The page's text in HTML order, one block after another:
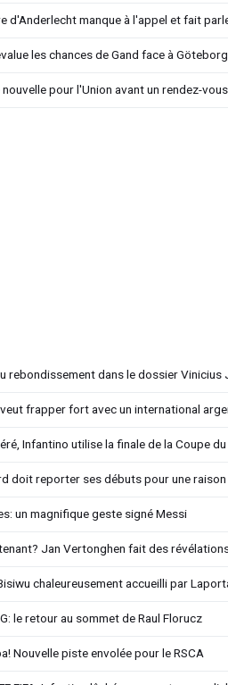
d'Anderlecht manque à l'appel et fait
les chances de Gand face à Göteborg
pour l'Union avant un rendez-
rebondissement dans le dossier Vinicius
frapper fort avec un international
Infantino utilise la finale de la Coupe
doit reporter ses débuts pour une
un magnifique geste signé Messi
Jan Vertonghen fait des
chaleureusement accueilli par
le retour au sommet de Raul Florucz
Nouvelle piste envolée pour le RSCA